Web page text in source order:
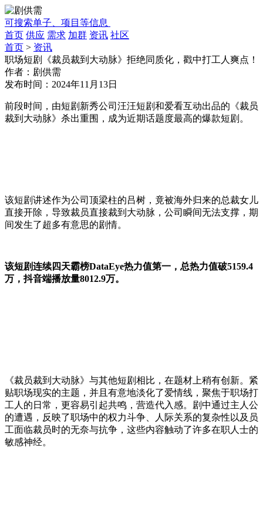
可搜索单子、项目等信息
首页 供应 需求 加群 资讯 社区
首页 > 资讯
职场短剧《裁员裁到大动脉》拒绝同质化，戳中打工人爽点！
作者： 剧供需
发布时间： 2024年11月13日
前段时间，由短剧新秀公司汪汪短剧和爱看互动出品的《裁员
裁到大动脉》杀出重围，成为近期话题度最高的爆款短剧。
该短剧讲述作为公司顶梁柱的吕树，竟被海外归来的总裁女儿
直接开除，导致裁员直接裁到大动脉，公司瞬间无法支撑，期
间发生了超多有意思的剧情。
该短剧连续四天霸榜DataEye热力值第一，总热力值破5159.4
万，抖音端播放量8012.9万。
《裁员裁到大动脉》与其他短剧相比，在题材上稍有创新。紧
贴职场现实的主题，并且有意地淡化了爱情线，聚焦于职场打
工人的日常，更容易引起共鸣，营造代入感。剧中通过主人公
的遭遇，反映了职场中的权力斗争、人际关系的复杂性以及员
工面临裁员时的无奈与抗争，这些内容触动了许多在职人士的
敏感神经。